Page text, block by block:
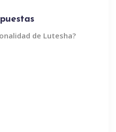
de Lutesha?